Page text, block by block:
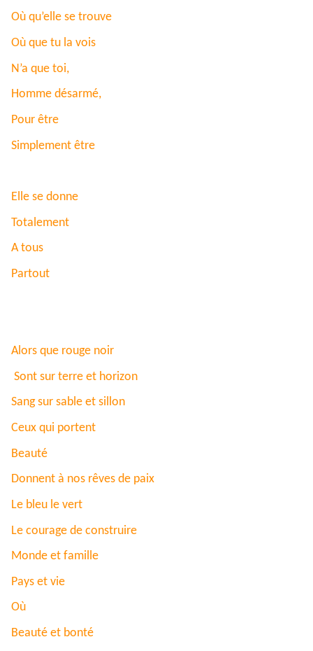
Où qu’elle se trouve
Où que tu la vois
N’a que toi,
Homme désarmé,
Pour être
Simplement être
Elle se donne
Totalement
A tous
Partout
Alors que rouge noir
Sont sur terre et horizon
Sang sur sable et sillon
Ceux qui portent
Beauté
Donnent à nos rêves de paix
Le bleu le vert
Le courage de construire
Monde et famille
Pays et vie
Où
Beauté et bonté